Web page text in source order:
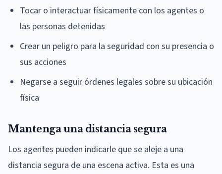
Tocar o interactuar físicamente con los agentes o
las personas detenidas
Crear un peligro para la seguridad con su presencia o
sus acciones
Negarse a seguir órdenes legales sobre su ubicación
física
Mantenga una distancia segura
Los agentes pueden indicarle que se aleje a una
distancia segura de una escena activa. Esta es una